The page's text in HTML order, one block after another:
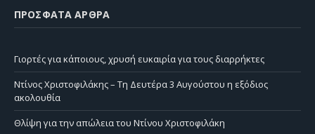
ΠΡΌΣΦΑΤΑ ΆΡΘΡΑ
Γιορτές για κάποιους, χρυσή ευκαιρία για τους διαρρήκτες
Ντίνος Χριστοφιλάκης – Τη Δευτέρα 3 Αυγούστου η εξόδιος
ακολουθία
Θλίψη για την απώλεια του Ντίνου Χριστοφιλάκη